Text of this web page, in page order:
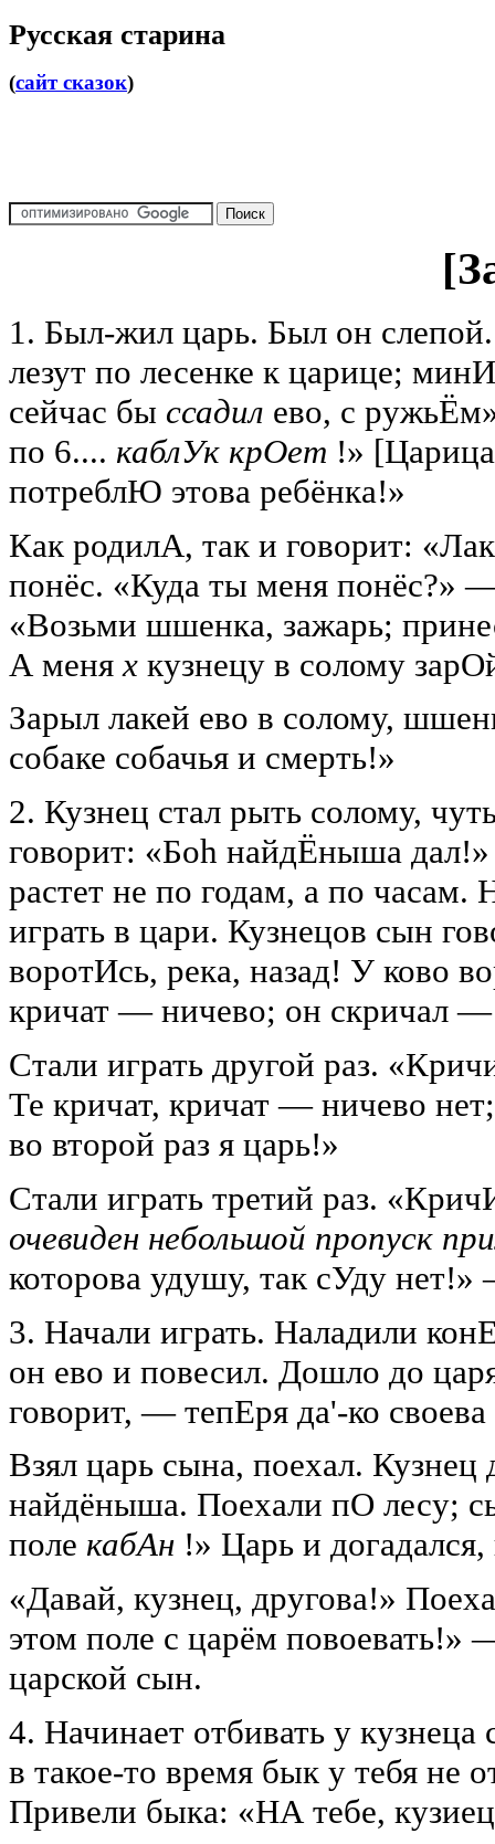
Русская старина
(сайт сказок)
1. Был-жил царь. Был он
лезут по лесенке к царице;
сейчас бы ссадил ево, с
по 6.... каблУк крОет !»
потреблЮ этова ребёнка!»
Как родилА, так и говорит:
понёс. «Куда ты меня понёс?»
«Возьми шшенка, зажарь;
А меня х кузнецу в солому
Зарыл лакей ево в солому,
собаке собачья и смерть!»
2. Кузнец стал рыть солому,
говорит: «Боh найдЁныша
растет не по годам, а по
играть в цари. Кузнецов сын
воротИсь, река, назад! У ково
кричат — ничево; он скричал —
Стали играть другой раз.
Те кричат, кричат — ничево
во второй раз я царь!»
Стали играть третий раз.
очевиден небольшой пропуск
которова удушу, так сУду
3. Начали играть. Наладили
он ево и повесил. Дошло до
говорит, — тепЕря да'-ко
Взял царь сына, поехал.
найдёныша. Поехали пО лесу;
поле кабАн !» Царь и
«Давай, кузнец, другова!»
этом поле с царём повоевать!»
царской сын.
4. Начинает отбивать у
в такое-то время бык у тебя не
Привели быка: «НА тебе,